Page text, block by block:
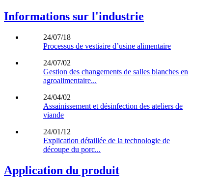
Informations sur l'industrie
24/07/18
Processus de vestiaire d’usine alimentaire
24/07/02
Gestion des changements de salles blanches en
agroalimentaire...
24/04/02
Assainissement et désinfection des ateliers de
viande
24/01/12
Explication détaillée de la technologie de
découpe du porc...
Application du produit